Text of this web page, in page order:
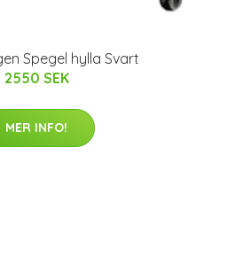
Spegel hylla Svart
2550 SEK
MER INFO!